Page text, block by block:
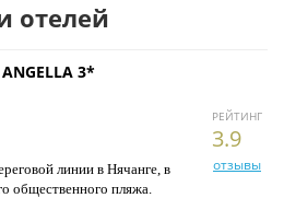
отелей
ANGELLA 3*
РЕЙТИНГ
3.9
отзывы
линии в Нячанге, в
общественного пляжа.